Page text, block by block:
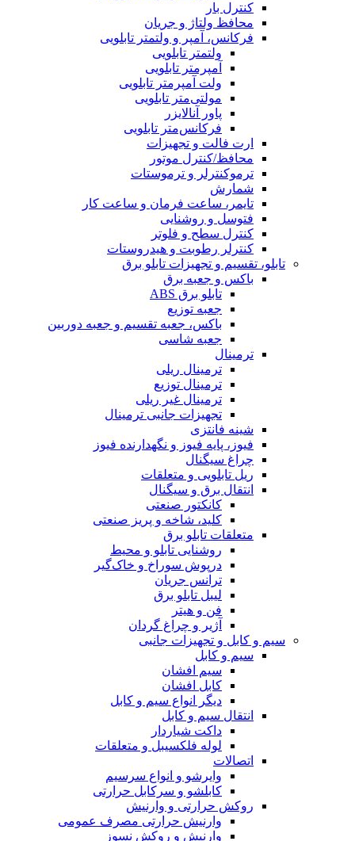
کنترل بار
محافظ ولتاژ و جریان
فرکانس، آمپر و ولتمتر تابلویی
ولتمتر تابلویی
آمپرمتر تابلویی
ولت آمپرمتر تابلویی
مولتی‌متر تابلویی
پاور آنالایزر
فرکانس‌متر تابلویی
ارت فالت و تجهیزات
محافظ/کنترل موتور
ترموکنترلر و ترموستات
شمارش
تایمر، ساعت فرمان و ساعت کار
فتوسل و روشنایی
کنترل سطح و فلوتر
کنترلر رطوبت و هیدروستات
تابلو، تقسیم و تجهیزات تابلو برق
باکس و جعبه برق
تابلو برق ABS
جعبه توزیع
باکس، جعبه تقسیم و جعبه دوربین
جعبه شاسی
ترمینال
ترمینال ریلی
ترمینال توزیع
ترمینال غیر ریلی
تجهیزات جانبی ترمینال
شینه فانتزی
فیوز، پایه فیوز و نگهدارنده فیوز
چراغ سیگنال
ریل تابلویی و متعلقات
انتقال برق و سیگنال
کانکتور صنعتی
کلید، شاخه و پریز صنعتی
متعلقات تابلو برق
روشنایی تابلو و محیط
درپوش سوراخ و خاک‌گیر
ترانس جریان
لیبل تابلو برق
فن و هیتر
آژیر و چراغ گردان
سیم و کابل و تجهیزات جانبی
سیم و کابل
سیم افشان
کابل افشان
دیگر انواع سیم و کابل
انتقال سیم و کابل
داکت شیاردار
لوله فلکسیبل و متعلقات
اتصالات
وایرشو و انواع سرسیم
کابلشو و سرکابل حرارتی
روکش حرارتی و وارنیش
وارنیش حرارتی مصرف عمومی
وارنیش و روکش نسوز